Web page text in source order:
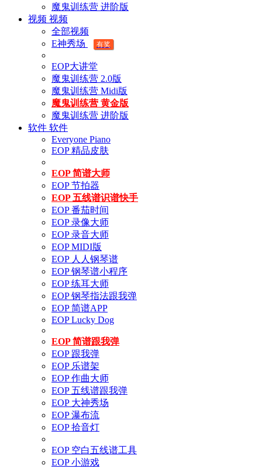
魔鬼训练营 进阶版
视频 视频
全部视频
E神秀场
有奖
EOP大讲堂
魔鬼训练营 2.0版
魔鬼训练营 Midi版
魔鬼训练营 黄金版
魔鬼训练营 进阶版
软件 软件
Everyone Piano
EOP 精品皮肤
EOP 简谱大师
EOP 节拍器
EOP 五线谱识谱快手
EOP 番茄时间
EOP 录像大师
EOP 录音大师
EOP MIDI版
EOP 人人钢琴谱
EOP 钢琴谱小程序
EOP 练耳大师
EOP 钢琴指法跟我弹
EOP 简谱APP
EOP Lucky Dog
EOP 简谱跟我弹
EOP 跟我弹
EOP 乐谱架
EOP 作曲大师
EOP 五线谱跟我弹
EOP 大神秀场
EOP 瀑布流
EOP 拾音灯
EOP 空白五线谱工具
EOP 小游戏